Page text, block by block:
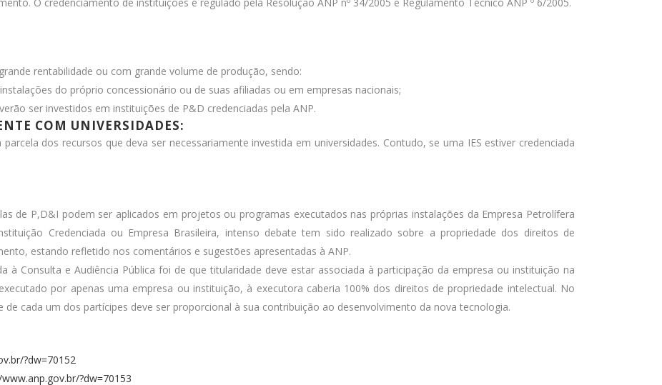
rentabilidade ou com grande volume de produção, sendo:
do próprio concessionário ou de suas afiliadas ou em empresas nacionais;
ser investidos em instituições de P&D credenciadas pela ANP.
COM UNIVERSIDADES:
dos recursos que deva ser necessariamente investida em universidades. Contudo, se uma IES estiver credenciada
de P,D&I podem ser aplicados em projetos ou programas executados nas próprias instalações da Empresa Petrolífera
Credenciada ou Empresa Brasileira, intenso debate tem sido realizado sobre a propriedade dos direitos de
estando refletido nos comentários e sugestões apresentadas à ANP.
à Consulta e Audiência Pública foi de que titularidade deve estar associada à participação da empresa ou instituição na
por apenas uma empresa ou instituição, à executora caberia 100% dos direitos de propriedade intelectual. No
cada um dos partícipes deve ser proporcional à sua contribuição ao desenvolvimento da nova tecnologia.
?dw=70152
?dw=70153